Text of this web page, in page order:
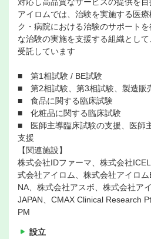
対応し高品質なサービスの提供を目
アイロムでは、治験を実施する医
ク・病院における治験のサポート
な治験の実施を支援する組織とし
受託しています
■ 第1相試験 / BE試験
■ 第2相試験、第3相試験、製造販
■ 食品に関する臨床試験
■ 化粧品に関する臨床試験
■ 医師主導臨床試験の支援、医師
支援
【関連施設】
株式会社IDファーマ、株式会社
式会社アイロム、株式会社アイロ
NA、株式会社アスボ、株式会社ア
JAPAN、CMAX Clinical Research
PM
設立